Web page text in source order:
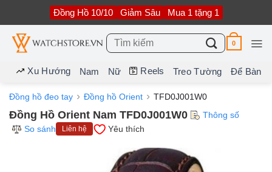
nội
dung
Đồng Hồ 10/10 Giảm Sâu Mua 1 tặng 1
Tìm
kiếm:
0
Xu Hướng Nam Nữ Reels Treo Tường Để Bàn
Đồng hồ đeo tay Đồng hồ Orient TFD0J001W0
Đồng Hồ Orient Nam TFD0J001W0
Thông số
So sánh
Liên hệ Yêu thích